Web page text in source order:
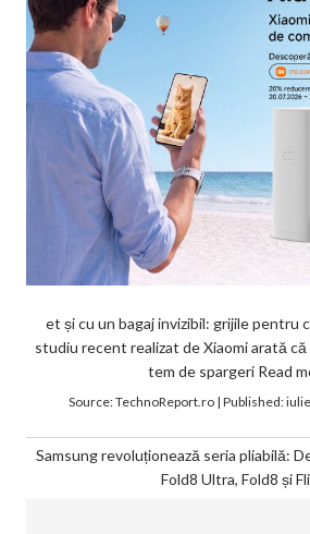
et și cu un bagaj invizibil: grijile pentru
studiu recent realizat de Xiaomi arată
tem de spargeri Read
Source:TechnoReport.ro| Published:
Samsung revoluționează seria pliabilă:
Fold8 Ultra, Fold8 și